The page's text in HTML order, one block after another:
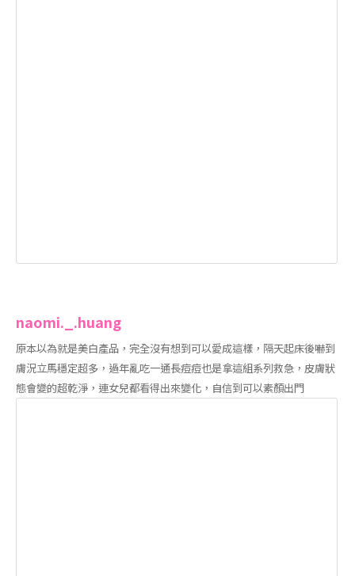
naomi._.huang
原本以為就是美白產品，完全沒有想到可以愛成這樣，隔天起床後嚇到
膚況立馬穩定超多，過年亂吃一通長痘痘也是拿這組系列救急，皮膚狀
態會變的超乾淨，連女兒都看得出來變化，自信到可以素顏出門